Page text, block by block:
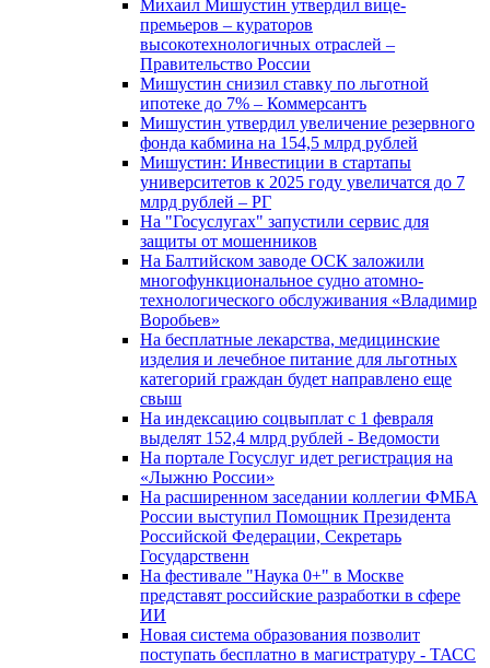
Михаил Мишустин утвердил вице-
премьеров – кураторов
высокотехнологичных отраслей –
Правительство России
Мишустин снизил ставку по льготной
ипотеке до 7% – Коммерсантъ
Мишустин утвердил увеличение резервного
фонда кабмина на 154,5 млрд рублей
Мишустин: Инвестиции в стартапы
университетов к 2025 году увеличатся до 7
млрд рублей – РГ
На "Госуслугах" запустили сервис для
защиты от мошенников
На Балтийском заводе ОСК заложили
многофункциональное судно атомно-
технологического обслуживания «Владимир
Воробьев»
На бесплатные лекарства, медицинские
изделия и лечебное питание для льготных
категорий граждан будет направлено еще
свыш
На индексацию соцвыплат с 1 февраля
выделят 152,4 млрд рублей - Ведомости
На портале Госуслуг идет регистрация на
«Лыжню России»
На расширенном заседании коллегии ФМБА
России выступил Помощник Президента
Российской Федерации, Секретарь
Государственн
На фестивале "Наука 0+" в Москве
представят российские разработки в сфере
ИИ
Новая система образования позволит
поступать бесплатно в магистратуру - ТАСС